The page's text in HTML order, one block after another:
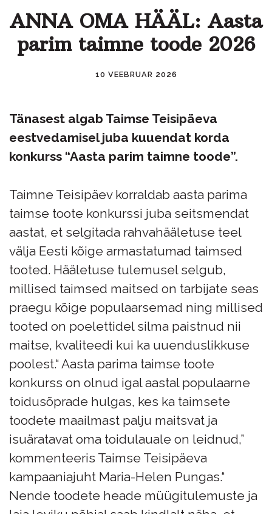
ANNA OMA HÄÄL: Aasta
parim taimne toode 2026
10 VEEBRUAR 2026
Tänasest algab Taimse Teisipäeva
eestvedamisel juba kuuendat korda
konkurss “Aasta parim taimne toode”.
Taimne Teisipäev korraldab aasta parima
taimse toote konkurssi juba seitsmendat
aastat, et selgitada rahvahääletuse teel
välja Eesti kõige armastatumad taimsed
tooted. Hääletuse tulemusel selgub,
millised taimsed maitsed on tarbijate seas
praegu kõige populaarsemad ning millised
tooted on poelettidel silma paistnud nii
maitse, kvaliteedi kui ka uuenduslikkuse
poolest.“ Aasta parima taimse toote
konkurss on olnud igal aastal populaarne
toidusõprade hulgas, kes ka taimsete
toodete maailmast palju maitsvat ja
isuäratavat oma toidulauale on leidnud,”
kommenteeris Taimse Teisipäeva
kampaaniajuht Maria-Helen Pungas.“
Nende toodete heade müügitulemuste ja